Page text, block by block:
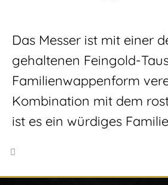
Das Messer ist mit einer
gehaltenen Feingold-
Familienwappenform
Kombination mit dem
ist es ein würdiges